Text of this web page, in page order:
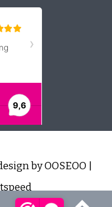
byOOSEOO